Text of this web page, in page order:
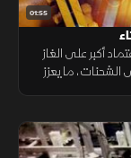
01:55
أكبر على الغاز
ما يعزز